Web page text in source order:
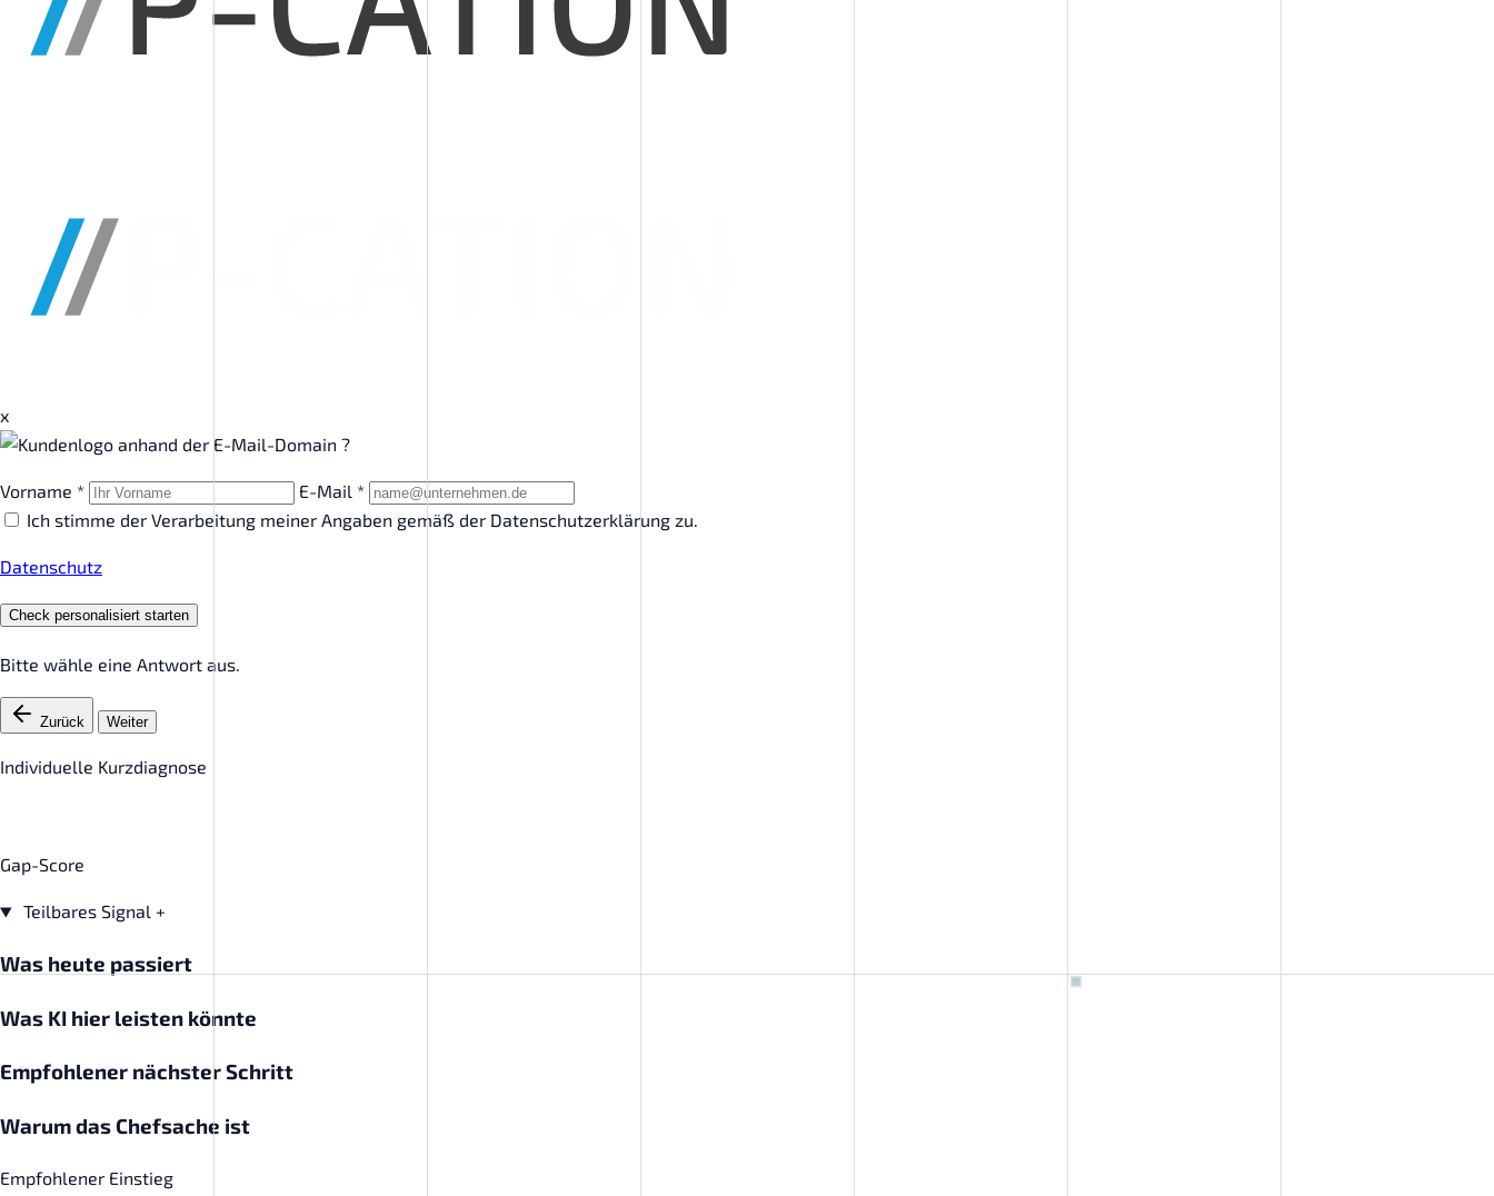
x
?
Vorname *
E-Mail *
Ich stimme der Verarbeitung meiner Angaben gemäß der Datenschutzerklärung zu.
Datenschutz
Check personalisiert starten
Bitte wähle eine Antwort aus.
Zurück Weiter
Individuelle Kurzdiagnose
Gap-Score
Teilbares Signal +
Was heute passiert
Was KI hier leisten könnte
Empfohlener nächster Schritt
Warum das Chefsache ist
Empfohlener Einstieg